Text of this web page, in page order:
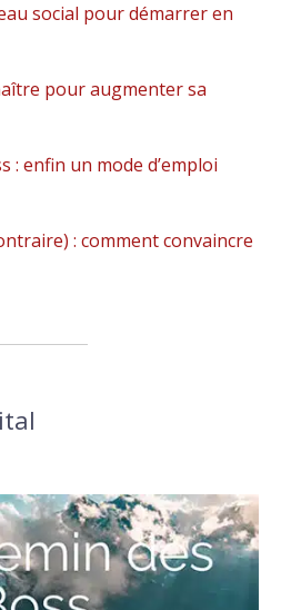
social pour démarrer en
pour augmenter sa
: enfin un mode d’emploi
: comment convaincre